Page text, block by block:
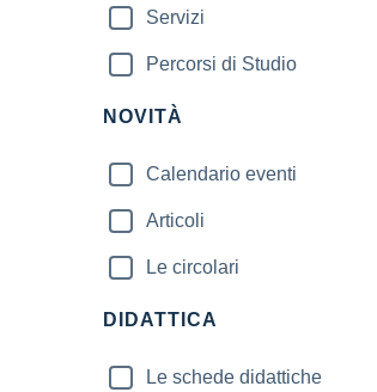
Servizi
Percorsi di Studio
NOVITÀ
Calendario eventi
Articoli
Le circolari
DIDATTICA
Le schede didattiche